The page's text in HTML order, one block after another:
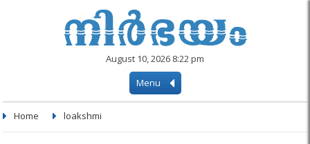
August 10, 2026 8:22 pm
Menu
Home loakshmi